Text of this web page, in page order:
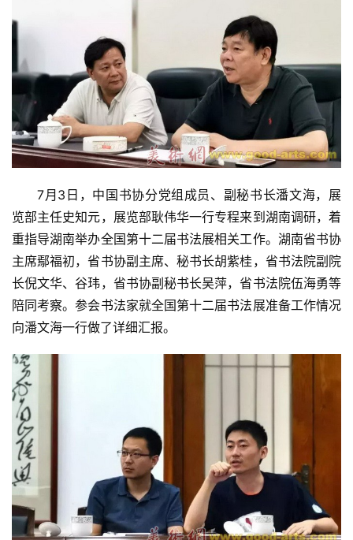
首
页
艺
坛
快
讯
7月3日，中国书协分党组成员、副秘书长潘文海，展
览部主任史知元，展览部耿伟华一行专程来到湖南调研，着
重指导湖南举办全国第十二届书法展相关工作。湖南省书协
主席鄢福初，省书协副主席、秘书长胡紫桂，省书法院副院
长倪文华、谷玮，省书协副秘书长吴萍，省书法院伍海勇等
陪同考察。参会书法家就全国第十二届书法展准备工作情况
向潘文海一行做了详细汇报。